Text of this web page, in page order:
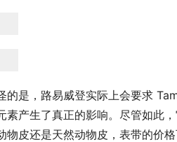
的是，路易威登实际上会要求
素产生了真正的影响。尽管如此
物皮还是天然动物皮，表带的价